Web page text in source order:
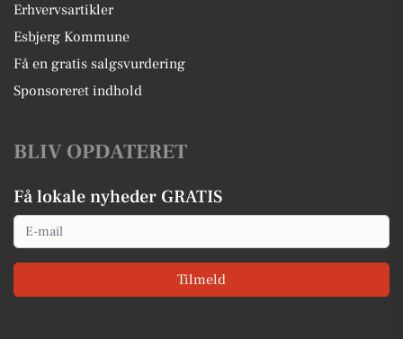
Erhvervsartikler
Esbjerg Kommune
Få en gratis salgsvurdering
Sponsoreret indhold
BLIV OPDATERET
Få lokale nyheder GRATIS
Email
Tilmeld